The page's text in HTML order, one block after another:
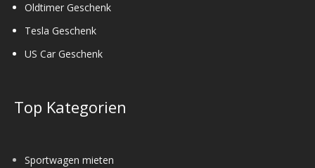
Oldtimer Geschenk
Tesla Geschenk
US Car Geschenk
Top Kategorien
Sportwagen mieten